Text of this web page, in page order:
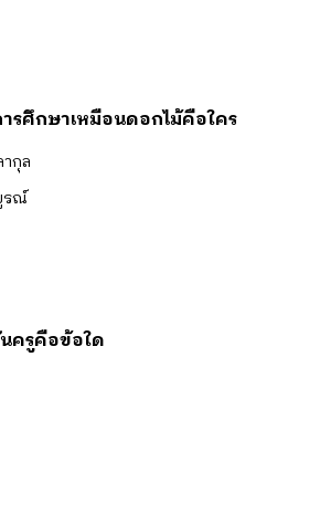
รศึกษาเหมือนดอกไม้คือใคร
กุล
รณ์
ครูคือข้อใด